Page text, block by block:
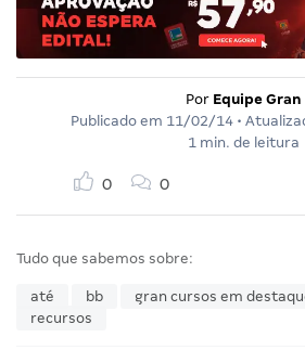
Por Equipe Gran
Publicado em 11/02/14 •
1 min. de leitura
0 0
Tudo que sabemos sobre:
até bb gran cursos em
recursos